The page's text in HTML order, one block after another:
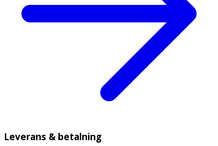
Leverans & betalning